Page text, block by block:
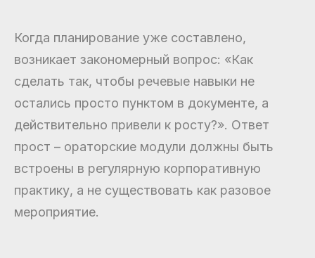
Когда планирование уже составлено,
возникает закономерный вопрос: «Как
сделать так, чтобы речевые навыки не
остались просто пунктом в документе, а
действительно привели к росту?». Ответ
прост – ораторские модули должны быть
встроены в регулярную корпоративную
практику, а не существовать как разовое
мероприятие.